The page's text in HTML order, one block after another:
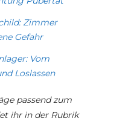
Zimmer
Gefahr
Vom
Loslassen
passend zum
ihr in der Rubrik